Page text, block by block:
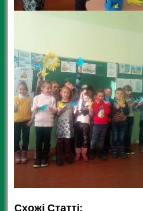
Схожі Статті: